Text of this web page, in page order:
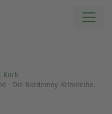
Kuck
- Die Norderney-Krimireihe,